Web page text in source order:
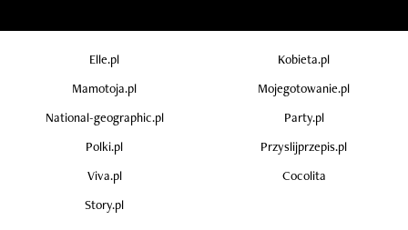
Elle.pl
Kobieta.pl
Mamotoja.pl
Mojegotowanie.pl
National-geographic.pl
Party.pl
Polki.pl
Przyslijprzepis.pl
Viva.pl
Cocolita
Story.pl